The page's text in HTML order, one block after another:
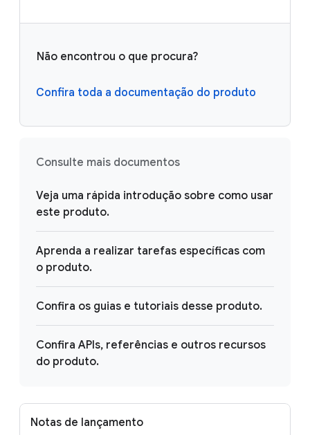
Não encontrou o que procura?
Confira toda a documentação do produto
Consulte mais documentos
Veja uma rápida introdução sobre como usar
este produto.
Aprenda a realizar tarefas específicas com
o produto.
Confira os guias e tutoriais desse produto.
Confira APIs, referências e outros recursos
do produto.
Notas de lançamento